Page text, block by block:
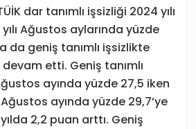
dar tanımlı işsizliği 2024 yılı
Ağustos aylarında yüzde
da geniş tanımlı işsizlikte
etti. Geniş tanımlı
ayında yüzde 27,5 iken
ayında yüzde 29,7’ye
2,2 puan arttı. Geniş